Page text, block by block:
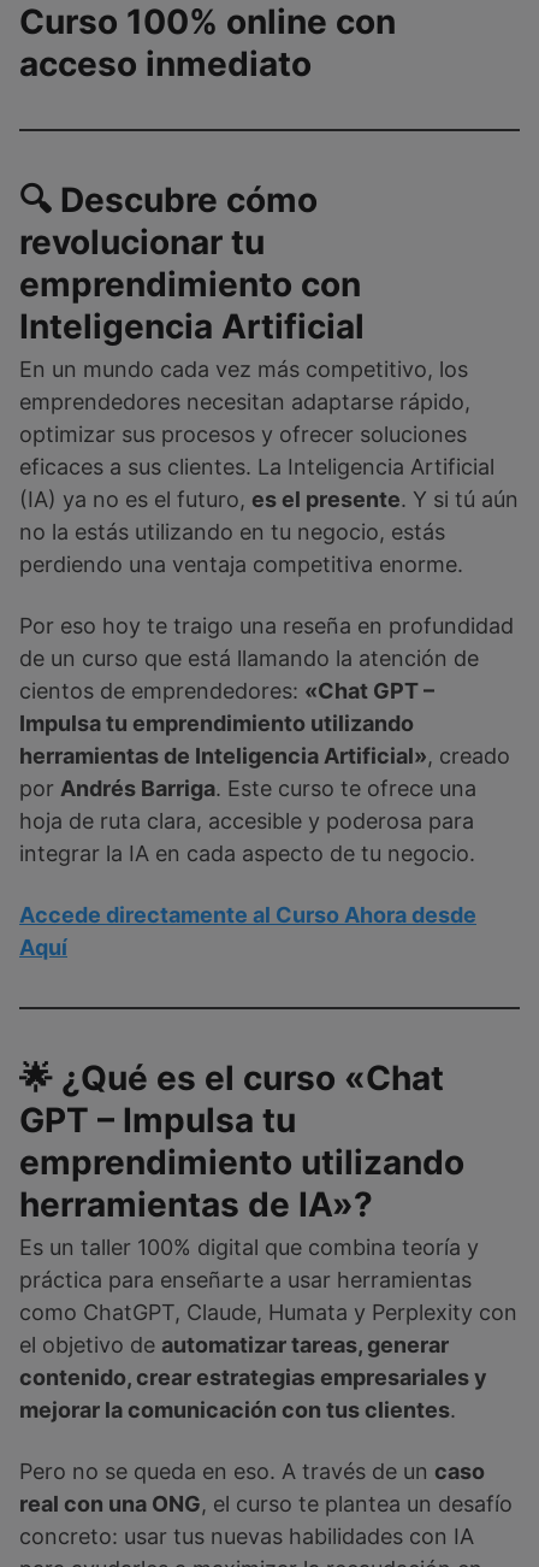
Curso 100% online con
acceso inmediato
🔍 Descubre cómo
revolucionar tu
emprendimiento con
Inteligencia Artificial
En un mundo cada vez más competitivo, los
emprendedores necesitan adaptarse rápido,
optimizar sus procesos y ofrecer soluciones
eficaces a sus clientes. La Inteligencia Artificial
(IA) ya no es el futuro, es el presente. Y si tú aún
no la estás utilizando en tu negocio, estás
perdiendo una ventaja competitiva enorme.
Por eso hoy te traigo una reseña en profundidad
de un curso que está llamando la atención de
cientos de emprendedores: «Chat GPT –
Impulsa tu emprendimiento utilizando
herramientas de Inteligencia Artificial», creado
por Andrés Barriga. Este curso te ofrece una
hoja de ruta clara, accesible y poderosa para
integrar la IA en cada aspecto de tu negocio.
Accede directamente al Curso Ahora desde
Aquí
🌟 ¿Qué es el curso «Chat
GPT – Impulsa tu
emprendimiento utilizando
herramientas de IA»?
Es un taller 100% digital que combina teoría y
práctica para enseñarte a usar herramientas
como ChatGPT, Claude, Humata y Perplexity con
el objetivo de automatizar tareas, generar
contenido, crear estrategias empresariales y
mejorar la comunicación con tus clientes.
Pero no se queda en eso. A través de un caso
real con una ONG, el curso te plantea un desafío
concreto: usar tus nuevas habilidades con IA